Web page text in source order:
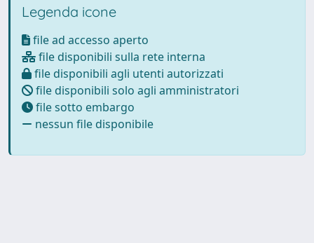
Legenda icone
file ad accesso aperto
file disponibili sulla rete interna
file disponibili agli utenti autorizzati
file disponibili solo agli amministratori
file sotto embargo
nessun file disponibile